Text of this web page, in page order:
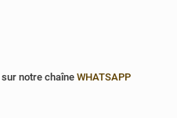
notre chaîne WHATSAPP